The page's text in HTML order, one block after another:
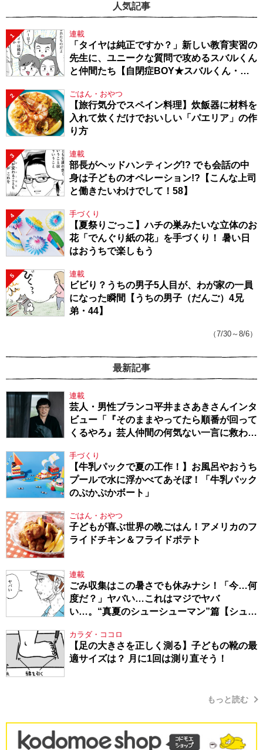
人気記事
1 連載
「タイヤは純正ですか？」新しい教育実習の
先生に、ユニークな質問で攻めるスバルくん
と仲間たち【自閉症BOY★スバルくん・
2 ごはん・おやつ
【旅行気分でスペイン料理】炊飯器に材料を
入れて炊くだけでおいしい「パエリア」の作
り方
3 連載
部長がヘッドハンティング!? でも会話の中
身は子どものオペレーション!?【こんな上司
と働きたいわけでして！58】
4 手づくり
【夏祭りごっこ】ハチの巣みたいな立体のお
花「でんぐり紙の花」を手づくり！ 暑い日
はおうちで楽しもう
5 連載
ビビり？うちの男子5人目が、わが家の一員
になった瞬間【うちの男子（だんご）4兄
弟・44】
（7/30～8/6）
最新記事
連載
芸人・男性ブランコ平井まさあきさんインタ
ビュー「『そのままやってたら順番が回って
くるやろ』芸人仲間の何気ない一言に救われ
手づくり
【牛乳パックで夏の工作！】お風呂やおうち
プールで水に浮かべてあそぼ！「牛乳パック
のぷかぷかボート」
ごはん・おやつ
子どもが喜ぶ世界の晩ごはん！アメリカのフ
ライドチキン＆フライドポテト
連載
ごみ収集はこの暑さでも休みナシ！「今…何
度だ？」ヤバい…これはマジでヤバ
い…。“真夏のシューシューマン”篇【シュー
カラダ・ココロ
【足の大きさを正しく測る】子どもの靴の最
適サイズは？ 月に1回は測り直そう！
もっと読む